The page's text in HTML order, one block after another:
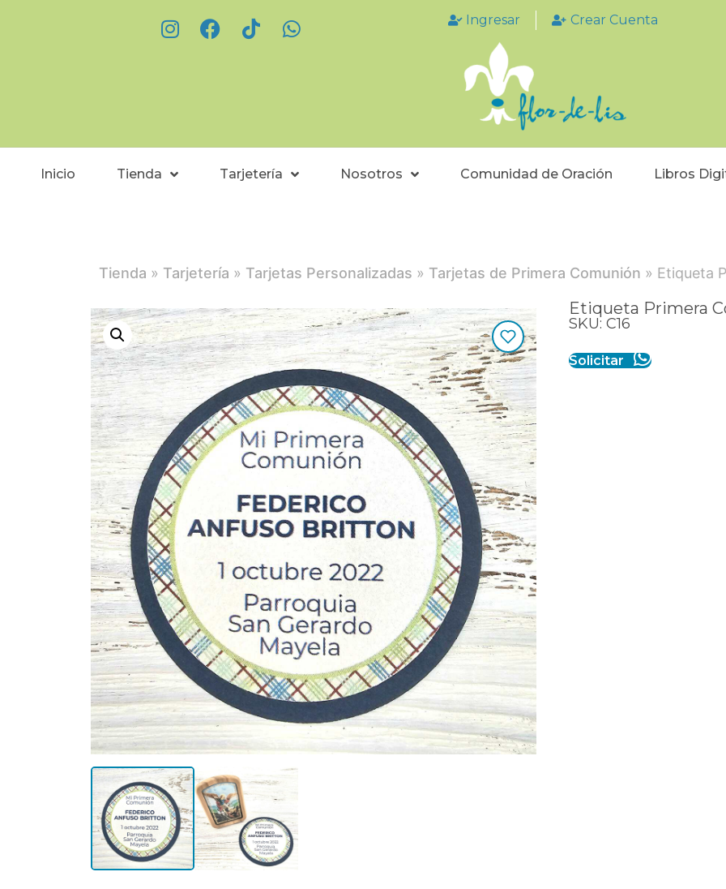
Ingresar Crear Cuenta
Inicio Tienda Tarjetería Nosotros Comunidad de Oración Libros
Tienda » Tarjetería » Tarjetas Personalizadas » Tarjetas de Primera Comunión » Etiqueta
Etiqueta Primera
SKU: C16
Solicitar